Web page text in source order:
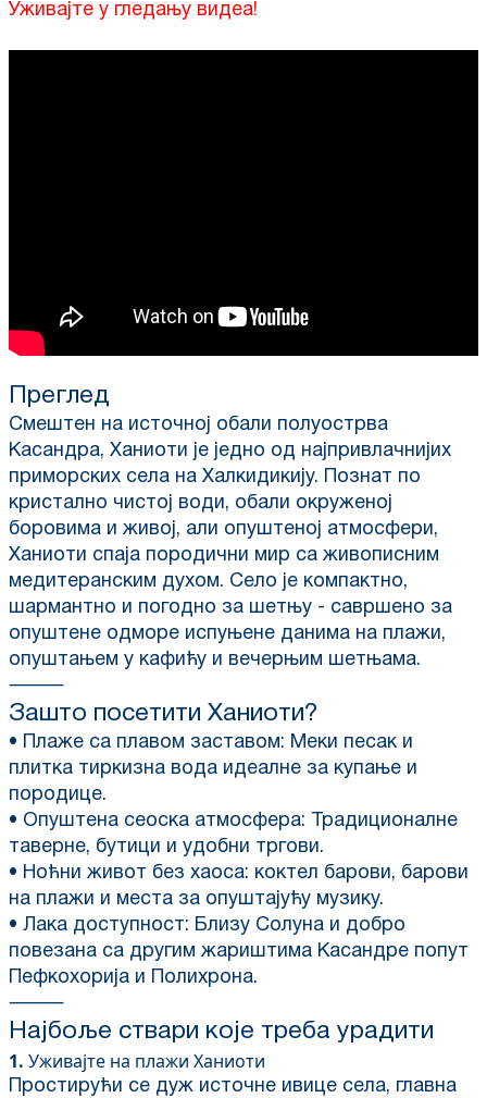
Уживајте у гледању видеа!
Преглед
Смештен на источној обали полуострва
Касандра, Ханиоти је једно од најпривлачнијих
приморских села на Халкидикију. Познат по
кристално чистој води, обали окруженој
боровима и живој, али опуштеној атмосфери,
Ханиоти спаја породични мир са живописним
медитеранским духом. Село је компактно,
шармантно и погодно за шетњу - савршено за
опуштене одморе испуњене данима на плажи,
опуштањем у кафићу и вечерњим шетњама.
⸻
Зашто посетити Ханиоти?
• Плаже са плавом заставом: Меки песак и
плитка тиркизна вода идеалне за купање и
породице.
• Опуштена сеоска атмосфера: Традиционалне
таверне, бутици и удобни тргови.
• Ноћни живот без хаоса: коктел барови, барови
на плажи и места за опуштајућу музику.
• Лака доступност: Близу Солуна и добро
повезана са другим жариштима Касандре попут
Пефкохорија и Полихрона.
⸻
Најбоље ствари које треба урадити
1. Уживајте на плажи Ханиоти
Простирући се дуж источне ивице села, главна